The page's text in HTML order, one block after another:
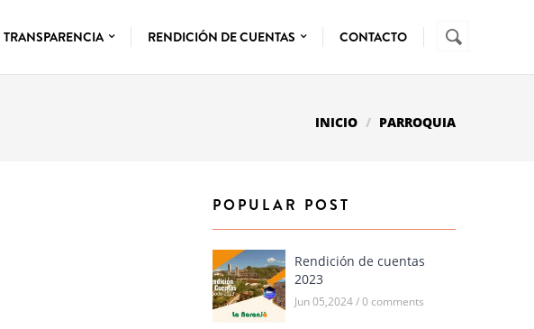
TRANSPARENCIA RENDICIÓN DE CUENTAS CONTACTO
DE
Buscar
INICIO PARROQUIA
POPULAR POST
Rendición de cuentas
2023
Jun 05,2024 / 0 comments